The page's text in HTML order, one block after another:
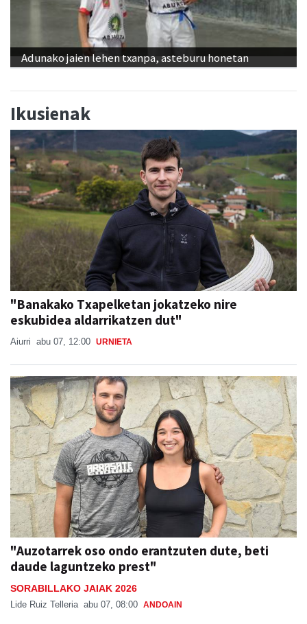
Adunako jaien lehen txanpa, asteburu honetan
Ikusienak
"Banakako Txapelketan jokatzeko nire
eskubidea aldarrikatzen dut"
Aiurri abu 07, 12:00 URNIETA
"Auzotarrek oso ondo erantzuten dute, beti
daude laguntzeko prest"
SORABILLAKO JAIAK 2026
Lide Ruiz Telleria abu 07, 08:00 ANDOAIN